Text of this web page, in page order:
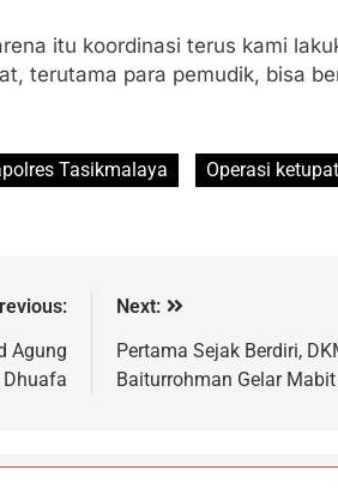
itu koordinasi terus kami
terutama para pemudik, bisa
Tasikmalaya
Operasi
Agung
Next:
Pertama Sejak Berdiri,
Baiturrohman Gelar